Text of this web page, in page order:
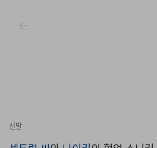
신발